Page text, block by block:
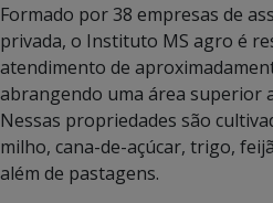
Formado por 38 empresas de
privada, o Instituto MS agro é
atendimento de
abrangendo uma área superior
Nessas propriedades são
milho, cana-de-açúcar, trigo,
além de pastagens.